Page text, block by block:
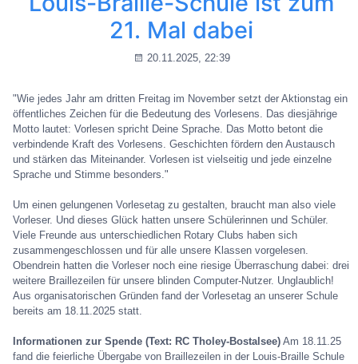
21. Mal dabei
20.11.2025, 22:39
"Wie jedes Jahr am dritten Freitag im November setzt der Aktionstag ein
öffentliches Zeichen für die Bedeutung des Vorlesens. Das diesjährige
Motto lautet: Vorlesen spricht Deine Sprache. Das Motto betont die
verbindende Kraft des Vorlesens. Geschichten fördern den Austausch
und stärken das Miteinander. Vorlesen ist vielseitig und jede einzelne
Sprache und Stimme besonders."
Um einen gelungenen Vorlesetag zu gestalten, braucht man also viele
Vorleser. Und dieses Glück hatten unsere Schülerinnen und Schüler.
Viele Freunde aus unterschiedlichen Rotary Clubs haben sich
zusammengeschlossen und für alle unsere Klassen vorgelesen.
Obendrein hatten die Vorleser noch eine riesige Überraschung dabei: drei
weitere Braillezeilen für unsere blinden Computer-Nutzer. Unglaublich!
Aus organisatorischen Gründen fand der Vorlesetag an unserer Schule
bereits am 18.11.2025 statt.
Informationen zur Spende (Text: RC Tholey-Bostalsee) Am 18.11.25
fand die feierliche Übergabe von Braillezeilen in der Louis-Braille Schule